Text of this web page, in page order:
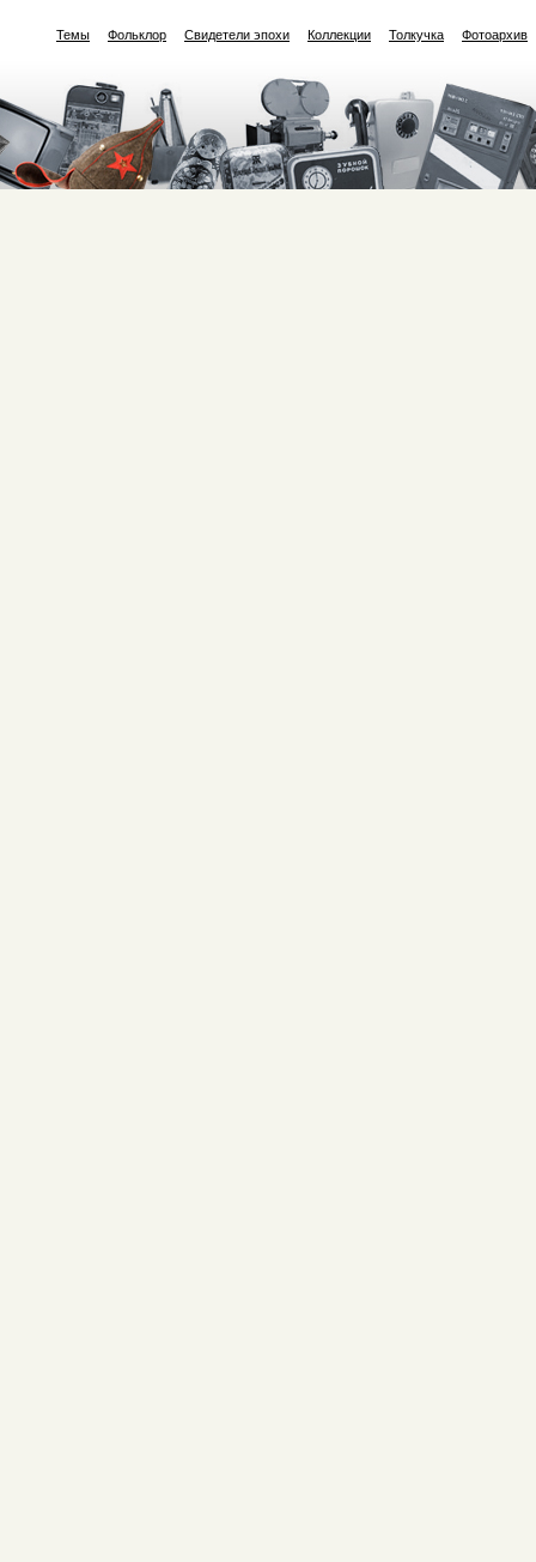
Темы Фольклор Свидетели эпохи Коллекции Толкучка Фотоархив